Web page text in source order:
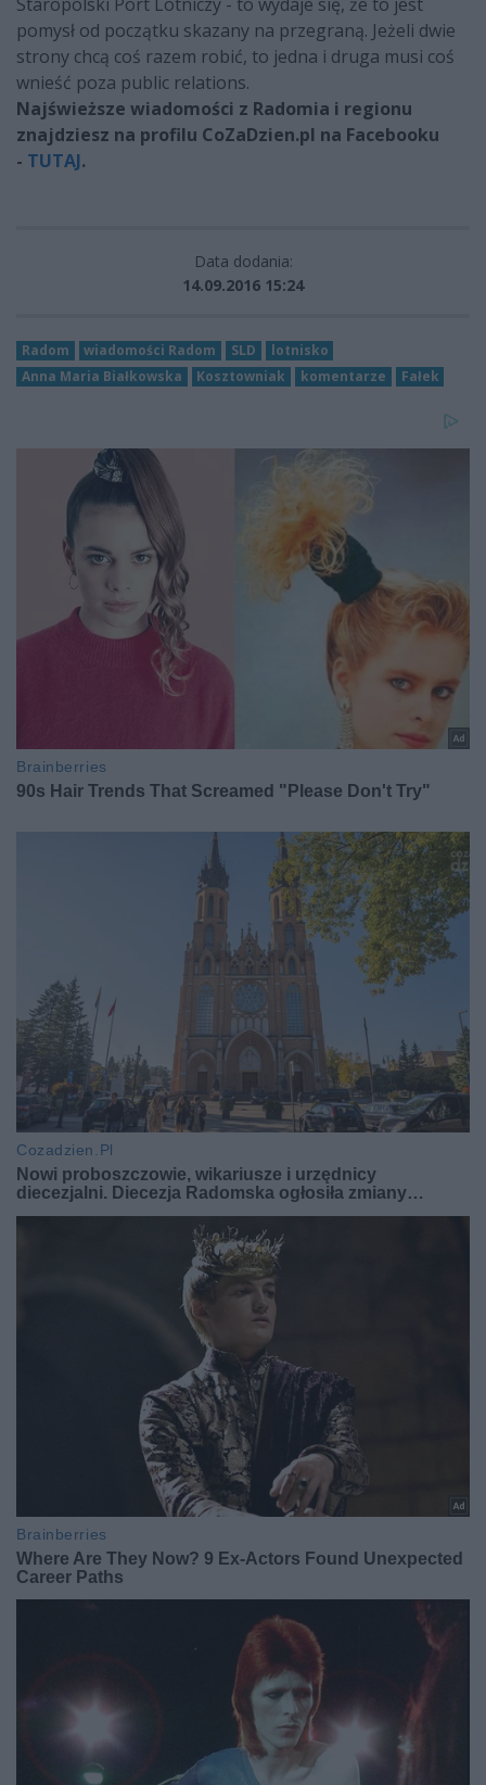
pomysł od początku skazany na przegraną. Jeżeli dwie
strony chcą coś razem robić, to jedna i druga musi coś
wnieść poza public relations.
Najświeższe wiadomości z Radomia i regionu
znajdziesz na profilu CoZaDzien.pl na Facebooku
- TUTAJ.
Data dodania:
14.09.2016 15:24
Radom wiadomości Radom SLD
lotnisko
Anna Maria Białkowska
Kosztowniak komentarze Fałek